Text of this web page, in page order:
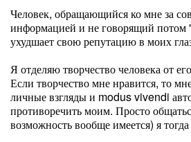
Человек, обращающийся ко мне за
информацией и не говорящий потом
ухудшает свою репутацию в моих
Я отделяю творчество человека от
Если творчество мне нравится, то
личные взгляды и modus vivendi
противоречить моим. Просто
возможность вообще имеется) я